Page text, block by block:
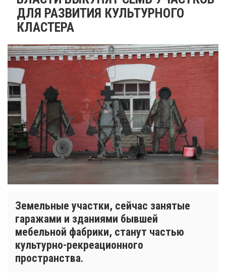
ДЛЯ РАЗВИТИЯ КУЛЬТУРНОГО
КЛАСТЕРА
Земельные участки, сейчас занятые
гаражами и зданиями бывшей
мебельной фабрики, станут частью
культурно-рекреационного
пространства.